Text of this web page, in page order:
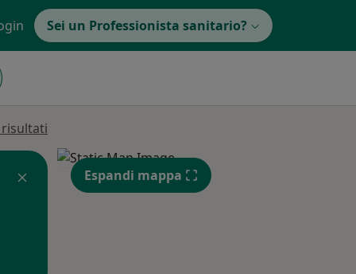
Sei un Professionista sanitario?
Espandi mappa